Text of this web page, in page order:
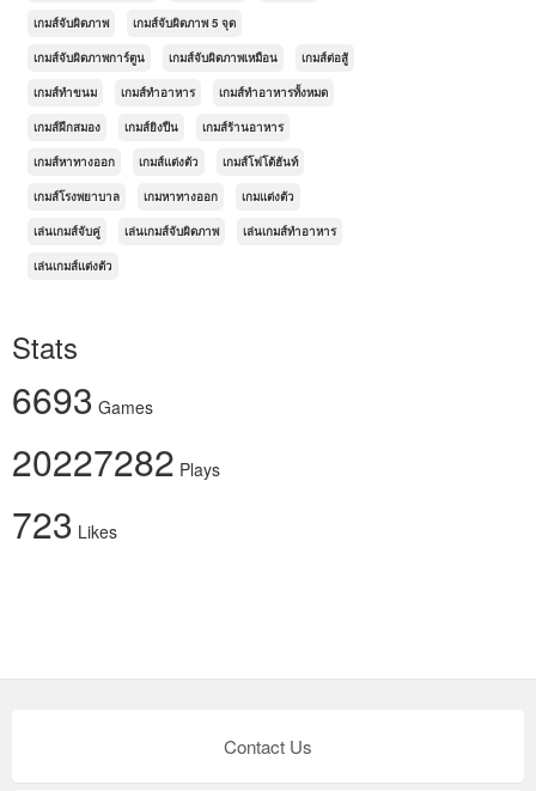
เกมส์จับผิดภาพ เกมส์จับผิดภาพ 5 จุด
เกมส์จับผิดภาพการ์ตูน เกมส์จับผิดภาพเหมือน เกมส์ต่อสู้
เกมส์ทำขนม เกมส์ทำอาหาร เกมส์ทำอาหารทั้งหมด
เกมส์ฝึกสมอง เกมส์ยิงปืน เกมส์ร้านอาหาร
เกมส์หาทางออก เกมส์แต่งตัว เกมส์โฟโต้ฮันท์
เกมส์โรงพยาบาล เกมหาทางออก เกมแต่งตัว
เล่นเกมส์จับคู่ เล่นเกมส์จับผิดภาพ เล่นเกมส์ทำอาหาร
เล่นเกมส์แต่งตัว
Stats
6693 Games
20227282 Plays
723 Likes
Contact Us